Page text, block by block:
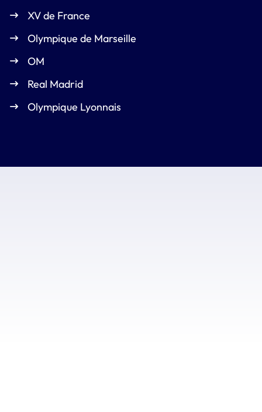
XV de France
Olympique de Marseille
OM
Real Madrid
Olympique Lyonnais